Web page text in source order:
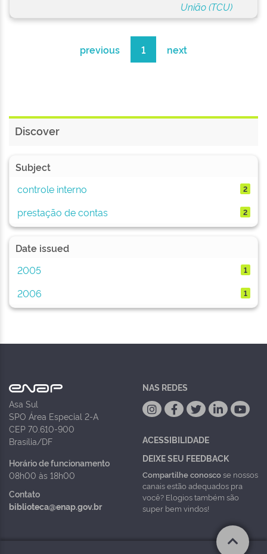
União (TCU)
previous 1 next
Discover
Subject
controle interno
2
prestação de contas 2
Date issued
2005
1
2006 1
Asa Sul
SPO Área Especial 2-A
CEP 70.610-900
Brasília/DF
Horário de funcionamento
08h00 às 18h00
Contato
biblioteca@enap.gov.br
NAS REDES
ACESSIBILIDADE
DEIXE SEU FEEDBACK
Compartilhe conoscose nossos
canais estão adequados pra
você? Elogios também são
super bem vindos!